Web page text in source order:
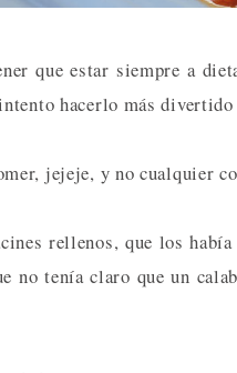
que estar siempre a
hacerlo más
jejeje, y no cualquier
rellenos, que los
no tenía claro que un